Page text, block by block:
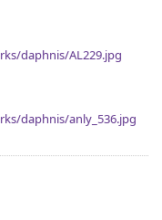
daphnis/AL229.jpg
daphnis/anly_536.jpg